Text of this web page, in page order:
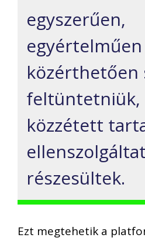
egyszerűen,
egyértelműen
közérthetően
feltüntetniük,
közzétett
részesültek.
Ezt megtehetik a